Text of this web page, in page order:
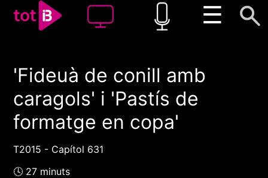
☰
00:00 00:00
1x
'Fideuà de conill amb
caragols' i 'Pastís de
formatge en copa'
T2015 - Capítol 631
🕓 27 minuts